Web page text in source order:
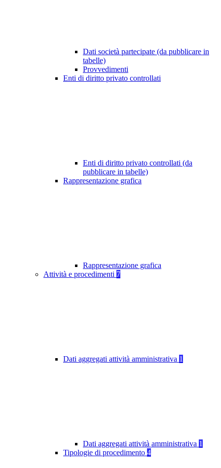
Dati società partecipate (da pubblicare in
tabelle)
Provvedimenti
Enti di diritto privato controllati
Enti di diritto privato controllati (da
pubblicare in tabelle)
Rappresentazione grafica
Rappresentazione grafica
Attività e procedimenti 7
Dati aggregati attività amministrativa 1
Dati aggregati attività amministrativa 1
Tipologie di procedimento 4